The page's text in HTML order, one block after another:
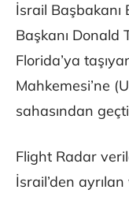
İsrail Başbakanı
Başkanı Donald
Florida’ya
Mahkemesi’ne
sahasından
Flight Radar
İsrail’den